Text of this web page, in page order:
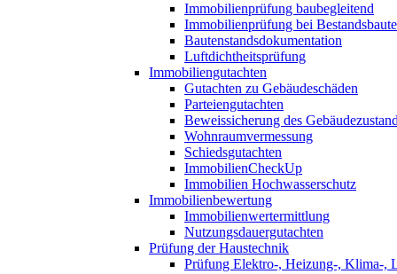
Immobilienprüfung baubegleitend
Immobilienprüfung bei
Bautenstandsdokumentation
Luftdichtheitsprüfung
Immobiliengutachten
Gutachten zu Gebäudeschäden
Parteiengutachten
Beweissicherung des
Wohnraumvermessung
Schiedsgutachten
ImmobilienCheckUp
Immobilien Hochwasserschutz
Immobilienbewertung
Immobilienwertermittlung
Nutzungsdauergutachten
Prüfung der Haustechnik
Prüfung Elektro-, Heizung-, Klima-,